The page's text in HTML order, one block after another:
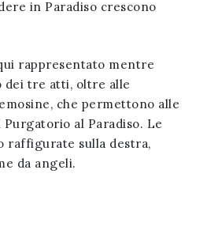
in Paradiso crescono
rappresentato mentre
dei tre atti, oltre alle
che permettono alle
Purgatorio al Paradiso. Le
raffigurate sulla destra,
da angeli.